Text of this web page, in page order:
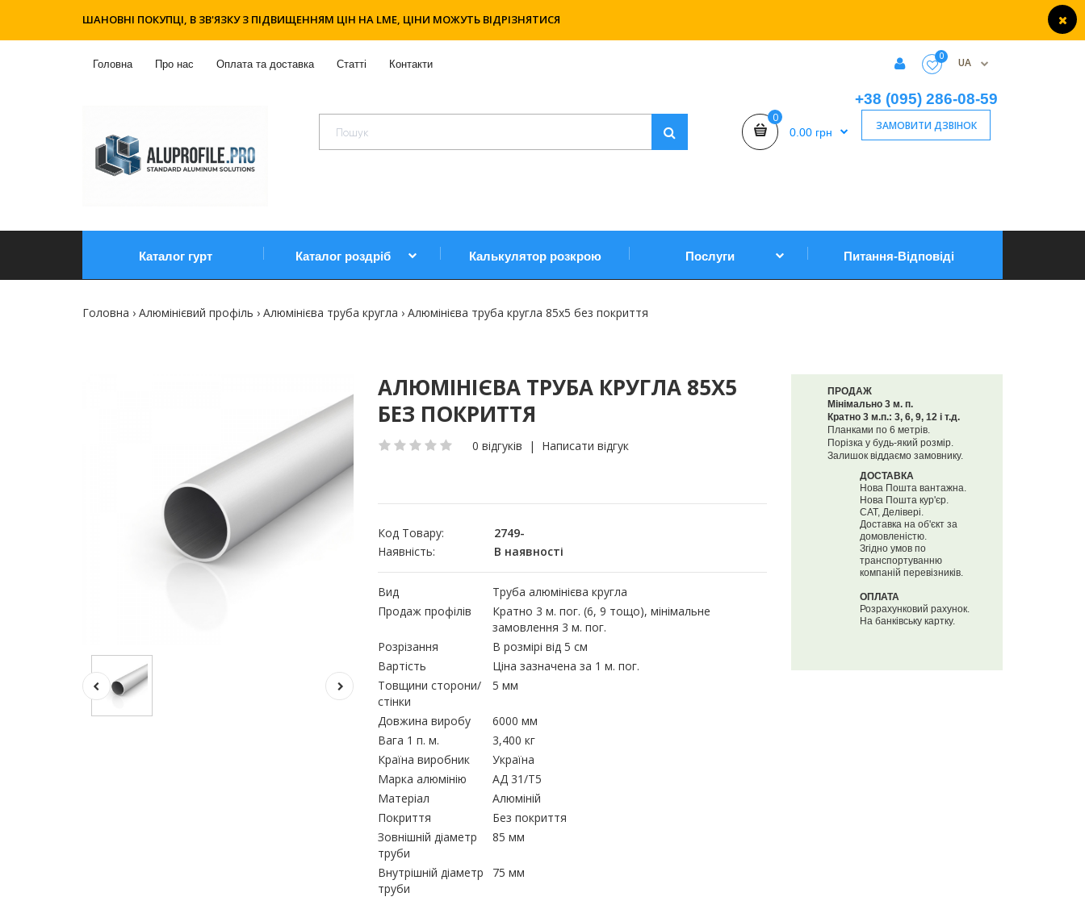
ШАНОВНІ ПОКУПЦІ, В ЗВ'ЯЗКУ З ПІДВИЩЕННЯМ ЦІН НА LME, ЦІНИ МОЖУТЬ ВІДРІЗНЯТИСЯ
Головна Про нас Оплата та доставка Статті Контакти
0 UA
0
0.00 грн
+38 (095) 286-08-59
ЗАМОВИТИ ДЗВІНОК
Каталог гурт Каталог роздріб Калькулятор розкрою Послуги Питання-Відповіді
Головна Алюмінієвий профіль Алюмінієва труба кругла Алюмінієва труба кругла 85х5 без покриття
АЛЮМІНІЄВА ТРУБА КРУГЛА 85Х5
БЕЗ ПОКРИТТЯ
0 відгуків | Написати відгук
Код Товару:
2749-
Наявність:
В наявності
Вид
Труба алюмінієва кругла
Продаж профілів
Кратно 3 м. пог. (6, 9 тощо), мінімальне
замовлення 3 м. пог.
Розрізання
В розмірі від 5 см
Вартість
Ціна зазначена за 1 м. пог.
Товщини сторони/
стінки
5 мм
Довжина виробу
6000 мм
Вага 1 п. м.
3,400 кг
Країна виробник
Україна
Марка алюмінію
АД 31/Т5
Матеріал
Алюміній
Покриття
Без покриття
Зовнішній діаметр
труби
85 мм
Внутрішній діаметр
труби
75 мм
ПРОДАЖ
Мінімально 3 м. п.
Кратно 3 м.п.: 3, 6, 9, 12 і т.д.
Планками по 6 метрів.
Порізка у будь-який розмір.
Залишок віддаємо замовнику.
ДОСТАВКА
Нова Пошта вантажна.
Нова Пошта кур'єр.
САТ, Делівері.
Доставка на об'єкт за
домовленістю.
Згідно умов по
транспортуванню
компаній перевізників.
ОПЛАТА
Розрахунковий рахунок.
На банківську картку.